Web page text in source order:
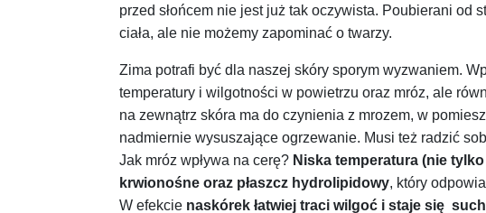
przed słońcem nie jest już tak oczywista. Poubierani od
ciała, ale nie możemy zapominać o twarzy.
Zima potrafi być dla naszej skóry sporym wyzwaniem.
temperatury i wilgotności w powietrzu oraz mróz, ale
na zewnątrz skóra ma do czynienia z mrozem, w
nadmiernie wysuszające ogrzewanie. Musi też radzić
Jak mróz wpływa na cerę? Niska temperatura (nie
krwionośne oraz płaszcz hydrolipidowy, który
W efekcie naskórek łatwiej traci wilgoć i staje się